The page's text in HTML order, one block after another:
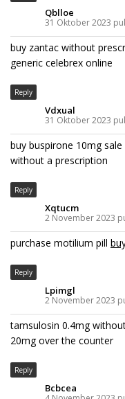
Qblloe
31 Oktober 2023
buy zantac without
generic celebrex online
Reply
Vdxual
31 Oktober 2023
buy buspirone 10mg sale
without a prescription
Reply
Xqtucm
2 November 2023
purchase motilium pill
Reply
Lpimgl
2 November 2023
tamsulosin 0.4mg
20mg over the counter
Reply
Bcbcea